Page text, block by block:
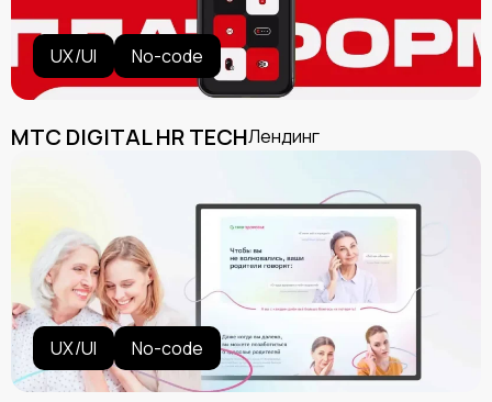
UX/UI No-code
МТС DIGITAL HR TECHЛендинг
UX/UI No-code